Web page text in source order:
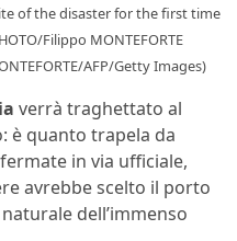
of the disaster for the first time
Filippo MONTEFORTE
AFP/Getty Images)
verrà traghettato al
è quanto trapela da
in via ufficiale,
avrebbe scelto il porto
dell’immenso